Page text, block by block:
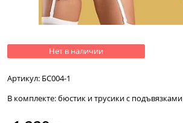
Нет в наличии
Артикул: БС004-1
В комплекте:бюстик и трусики с подъвязками